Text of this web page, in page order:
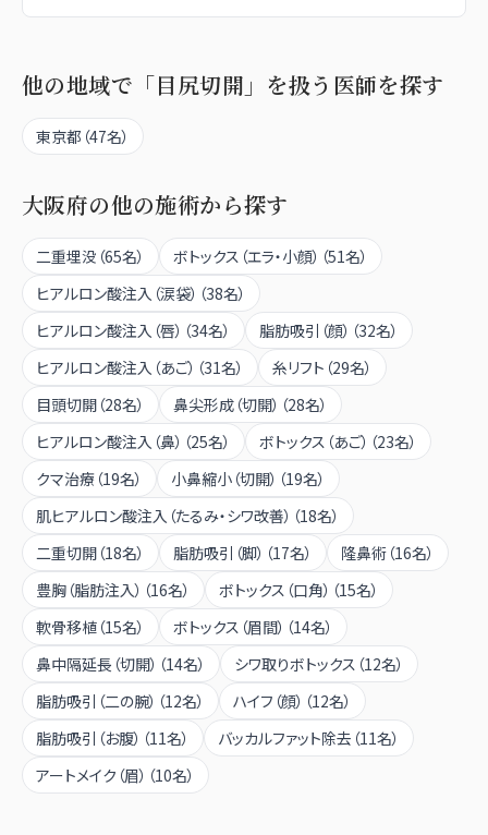
他の地域で「目尻切開 」を扱う医師を探す
東京都 （47名）
大阪府の他の施術から探す
二重埋没 （65名） ボトックス（エラ・小顔） （51名）
ヒアルロン酸注入（涙袋） （38名）
ヒアルロン酸注入（唇） （34名） 脂肪吸引（顔） （32名）
ヒアルロン酸注入（あご） （31名） 糸リフト （29名）
目頭切開 （28名） 鼻尖形成（切開） （28名）
ヒアルロン酸注入（鼻） （25名） ボトックス（あご） （23名）
クマ治療 （19名） 小鼻縮小（切開） （19名）
肌ヒアルロン酸注入（たるみ・シワ改善） （18名）
二重切開 （18名） 脂肪吸引（脚） （17名） 隆鼻術 （16名）
豊胸（脂肪注入） （16名） ボトックス（口角） （15名）
軟骨移植 （15名） ボトックス（眉間） （14名）
鼻中隔延長（切開） （14名） シワ取りボトックス （12名）
脂肪吸引（二の腕） （12名） ハイフ（顔） （12名）
脂肪吸引（お腹） （11名） バッカルファット除去 （11名）
アートメイク（眉） （10名）